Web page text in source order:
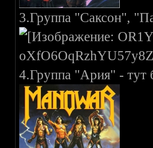
3.Группа "Саксон",
4.Группа "Ария" - тут